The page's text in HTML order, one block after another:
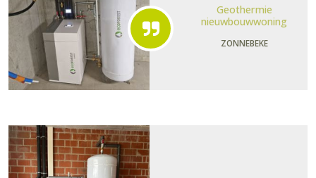
Geothermie
nieuwbouwwoning
ZONNEBEKE